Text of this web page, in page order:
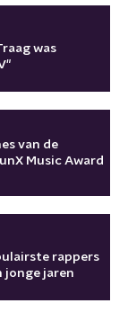
was
van de
Music Award
rappers
jonge jaren